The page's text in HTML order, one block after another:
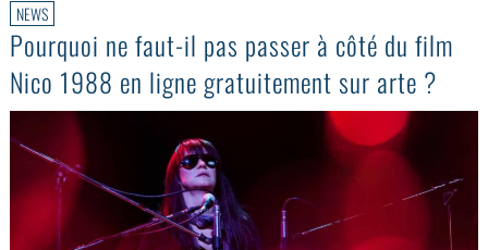
NEWS
Pourquoi ne faut-il pas passer à côté du film
Nico 1988 en ligne gratuitement sur arte ?